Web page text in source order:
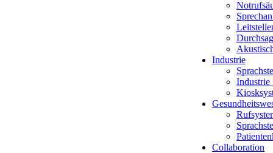
Industrie
Industrie
Collaboration